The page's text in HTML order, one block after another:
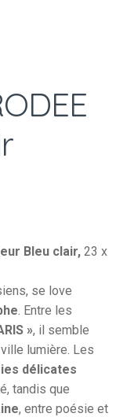
Bleu clair, 23 x
se love
. Entre les
», il semble
lumière. Les
délicates
tandis que
, entre poésie et